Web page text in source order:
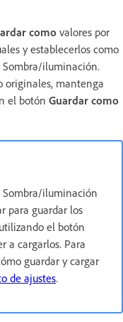
como valores por
y establecerlos como
Sombra/iluminación.
originales, mantenga
el botón Guardar como
Sombra/iluminación
para guardar los
el botón
a cargarlos. Para
guardar y cargar
de ajustes.